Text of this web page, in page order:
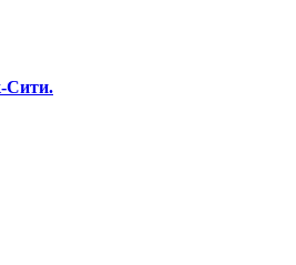
Сити.